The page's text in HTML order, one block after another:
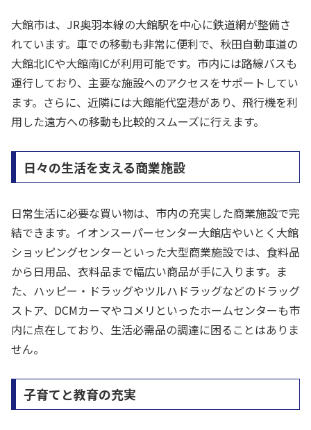
大館市は、JR奥羽本線の大館駅を中心に鉄道網が整備さ
れています。車での移動も非常に便利で、秋田自動車道の
大館北ICや大館南ICが利用可能です。市内には路線バスも
運行しており、主要な施設へのアクセスをサポートしてい
ます。さらに、近隣には大館能代空港があり、飛行機を利
用した遠方への移動も比較的スムーズに行えます。
日々の生活を支える商業施設
日常生活に必要な買い物は、市内の充実した商業施設で完
結できます。イオンスーパーセンター大館店やいとく大館
ショッピングセンターといった大型商業施設では、食料品
から日用品、衣料品まで幅広い商品が手に入ります。ま
た、ハッピー・ドラッグやツルハドラッグなどのドラッグ
ストア、DCMカーマやコメリといったホームセンターも市
内に点在しており、生活必需品の調達に困ることはありま
せん。
子育てと教育の充実